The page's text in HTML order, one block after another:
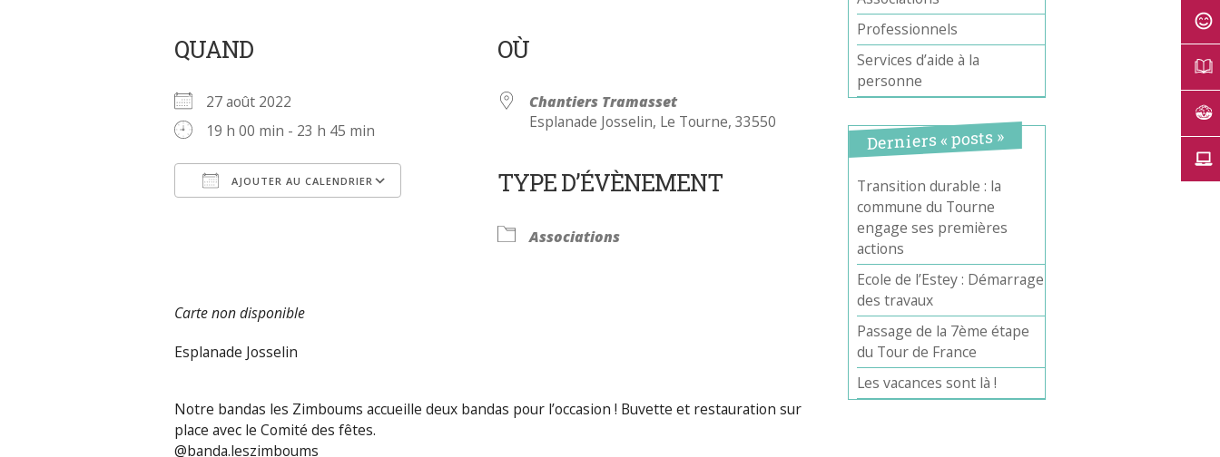
QUAND
27 août 2022
19 h 00 min - 23 h 45 min
AJOUTER AU CALENDRIER
Office 365
OÙ
Chantiers Tramasset
Esplanade Josselin, Le Tourne, 33550
TYPE D’ÉVÈNEMENT
Associations
Carte non disponible
Esplanade Josselin
Notre bandas les Zimboums accueille deux bandas pour l’occasion ! Buvette et restauration sur
place avec le Comité des fêtes.
@banda.leszimboums
Professionnels
Services d’aide à la
personne
Derniers « posts »
Transition durable : la
commune du Tourne
engage ses premières
actions
Ecole de l’Estey : Démarrage
des travaux
Passage de la 7ème étape
du Tour de France
Les vacances sont là !